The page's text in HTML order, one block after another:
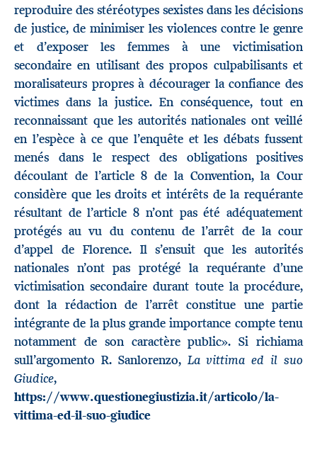
reproduire des stéréotypes sexistes dans les décisions
de justice, de minimiser les violences contre le genre
et d’exposer les femmes à une victimisation
secondaire en utilisant des propos culpabilisants et
moralisateurs propres à décourager la confiance des
victimes dans la justice. En conséquence, tout en
reconnaissant que les autorités nationales ont veillé
en l’espèce à ce que l’enquête et les débats fussent
menés dans le respect des obligations positives
découlant de l’article 8 de la Convention, la Cour
considère que les droits et intérêts de la requérante
résultant de l’article 8 n’ont pas été adéquatement
protégés au vu du contenu de l’arrêt de la cour
d’appel de Florence. Il s’ensuit que les autorités
nationales n’ont pas protégé la requérante d’une
victimisation secondaire durant toute la procédure,
dont la rédaction de l’arrêt constitue une partie
intégrante de la plus grande importance compte tenu
notamment de son caractère public». Si richiama
sull’argomento R. Sanlorenzo, La vittima ed il suo
Giudice,
https://www.questionegiustizia.it/articolo/la-
vittima-ed-il-suo-giudice